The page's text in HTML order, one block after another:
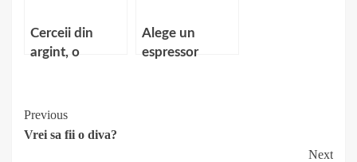
Cerceii din
argint, o
Alege un
espressor
Continue
Reading
Previous
Vrei sa fii o diva?
Next